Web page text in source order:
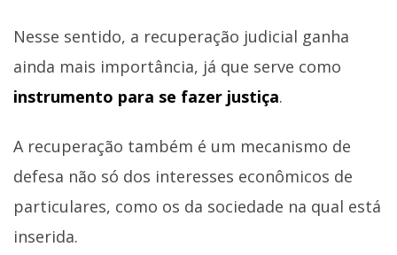
Nesse sentido, a recuperação judicial ganha
ainda mais importância, já que serve como
instrumento para se fazer justiça.
A recuperação também é um mecanismo de
defesa não só dos interesses econômicos de
particulares, como os da sociedade na qual está
inserida.